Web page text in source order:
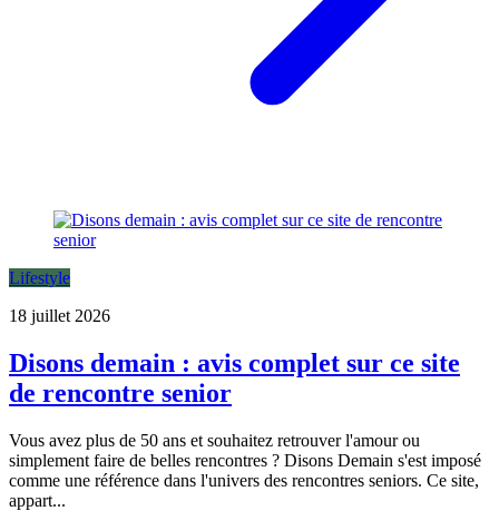
Lifestyle
18 juillet 2026
Disons demain : avis complet sur ce site
de rencontre senior
Vous avez plus de 50 ans et souhaitez retrouver l'amour ou
simplement faire de belles rencontres ? Disons Demain s'est imposé
comme une référence dans l'univers des rencontres seniors. Ce site,
appart...